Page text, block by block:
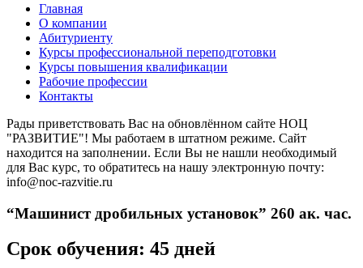
Главная
О компании
Абитуриенту
Курсы профессиональной переподготовки
Курсы повышения квалификации
Рабочие профессии
Контакты
Рады приветствовать Вас на обновлённом сайте НОЦ
"РАЗВИТИЕ"! Мы работаем в штатном режиме. Сайт
находится на заполнении. Если Вы не нашли необходимый
для Вас курс, то обратитесь на нашу электронную почту:
info@noc-razvitie.ru
“Машинист дробильных установок” 260 ак. час.
Срок обучения: 45 дней